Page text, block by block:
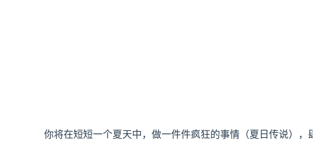
你将在短短一个夏天中，做一件件疯狂的事情（夏日传说）